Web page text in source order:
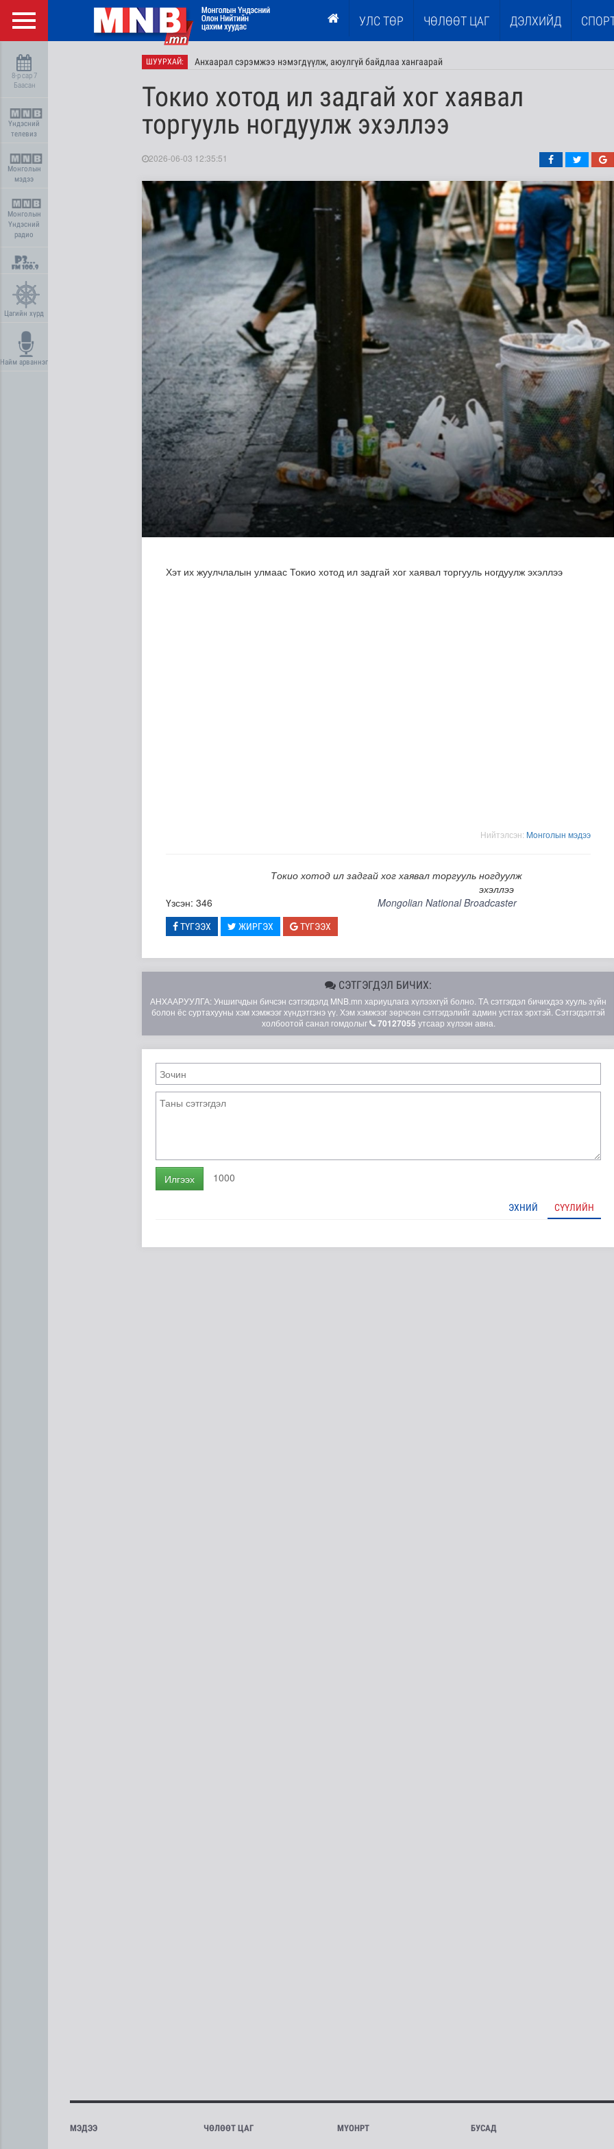
УЛС ТӨР ЧӨЛӨӨТ ЦАГ ДЭЛХИЙД
8-р сар 7
Баасан
Үндэсний
телевиз
Монголын
мэдээ
Монголын
Үндэсний
радио
Цагийн хүрд
Найм арваннэг
ШУУРХАЙ: Анхаарал сэрэмжээ нэмэгдүүлж, аюулгүй байдлаа хангаарай
Нийгмийн даатгалын сангийн хөрөнгө 7.6 тэрбум төгрөгөөр арвижлаа
Эртний ойг хамгаалахын тулд Канадын иргэд мод бэлтгэгчдийн замыг хааж байна
Токио хотод ил задгай хог хаявал
торгууль ногдуулж эхэллээ
2026-06-03 12:35:51
Хэт их жуулчлалын улмаас Токио хотод ил задгай хог хаявал торгууль ногдуулж эхэллээ
Нийтэлсэн: Moнголын мэдээ
Токио хотод ил задгай хог хаявал торгууль ногдуулж
эхэллээ
Үзсэн: 346
Mongolian National Broadcaster
ТҮГЭЭХ ЖИРГЭХ ТҮГЭЭХ
СЭТГЭГДЭЛ БИЧИХ:
АНХААРУУЛГА: Уншигчдын бичсэн сэтгэгдэлд MNB.mn хариуцлага хүлээхгүй болно. ТА сэтгэгдэл бичихдээ хууль зүйн
болон ёс суртахууны хэм хэмжээг хүндэтгэнэ үү. Хэм хэмжээг зөрчсөн сэтгэгдэлийг админ устгах эрхтэй. Сэтгэгдэлтэй
холбоотой санал гомдолыг
70127055 утсаар хүлээн авна.
Илгээх 1000
ЭХНИЙ СҮҮЛИЙН
МЭДЭЭ ЧӨЛӨӨТ ЦАГ МҮОНРТ БУСАД